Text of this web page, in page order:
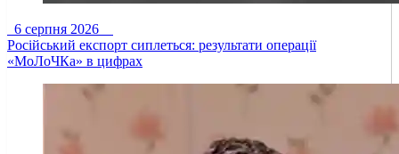
6 серпня 2026
Російський експорт сиплеться: результати операції
«МоЛоЧКа» в цифрах